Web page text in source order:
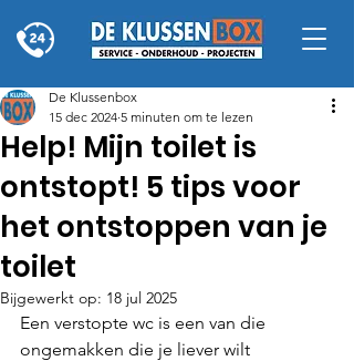
Help! Mijn toilet is
ontstopt! 5 tips voor
het ontstoppen van je
toilet
De Klussenbox
15 dec 2024 5 minuten om te lezen
Bijgewerkt op: 18 jul 2025
Een verstopte wc is een van die
ongemakken die je liever wilt